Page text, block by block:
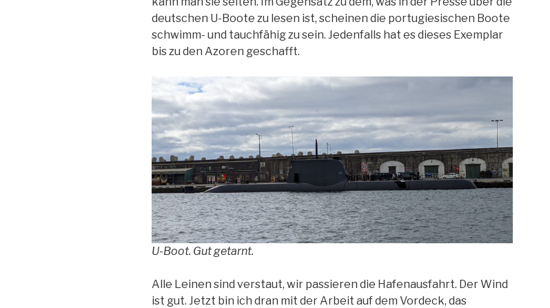
deutschen U-Boote zu lesen ist, scheinen die portugiesischen Boote
schwimm- und tauchfähig zu sein. Jedenfalls hat es dieses Exemplar
bis zu den Azoren geschafft.
U-Boot. Gut getarnt.
Alle Leinen sind verstaut, wir passieren die Hafenausfahrt. Der Wind
ist gut. Jetzt bin ich dran mit der Arbeit auf dem Vordeck, das